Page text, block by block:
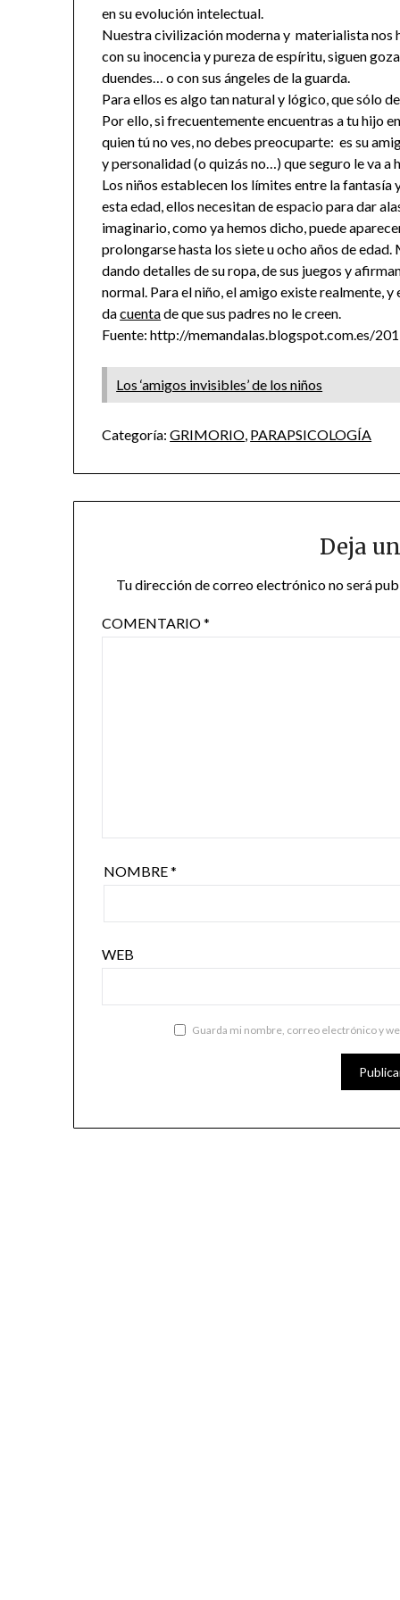
en su evolución intelectual.
Nuestra civilización moderna y materialista nos
con su inocencia y pureza de espíritu, siguen
duendes… o con sus ángeles de la guarda.
Para ellos es algo tan natural y lógico, que sólo
Por ello, si frecuentemente encuentras a tu hijo
quien tú no ves, no debes preocuparte: es su
y personalidad (o quizás no…) que seguro le va
Los niños establecen los límites entre la fantasía
esta edad, ellos necesitan de espacio para dar
imaginario, como ya hemos dicho, puede
prolongarse hasta los siete u ocho años de
dando detalles de su ropa, de sus juegos y
normal. Para el niño, el amigo existe realmente,
dacuentade que sus padres no le creen.
Fuente: http://memandalas.blogspot.com.es/
Los ‘amigos invisibles’ de los niños
Categoría: GRIMORIO, PARAPSICOLOGÍA
Deja
Tu dirección de correo electrónico no será
COMENTARIO*
NOMBRE*
WEB
Guarda mi nombre, correo electrónico y